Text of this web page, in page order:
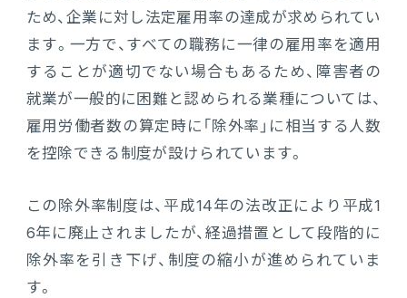
ため、企業に対し法定雇用率の達成が求められてい
ます。一方で、すべての職務に一律の雇用率を適用
することが適切でない場合もあるため、障害者の
就業が一般的に困難と認められる業種については、
雇用労働者数の算定時に「除外率」に相当する人数
を控除できる制度が設けられています。
この除外率制度は、平成14年の法改正により平成1
6年に廃止されましたが、経過措置として段階的に
除外率を引き下げ、制度の縮小が進められていま
す。